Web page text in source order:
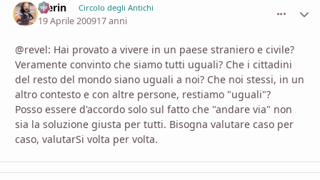
Merin Circolo degli Antichi
19 Aprile 200917 anni
@revel: Hai provato a vivere in un paese straniero e civile?
Veramente convinto che siamo tutti uguali? Che i cittadini
del resto del mondo siano uguali a noi? Che noi stessi, in un
altro contesto e con altre persone, restiamo "uguali"?
Posso essere d'accordo solo sul fatto che "andare via" non
sia la soluzione giusta per tutti. Bisogna valutare caso per
caso, valutarSi volta per volta.